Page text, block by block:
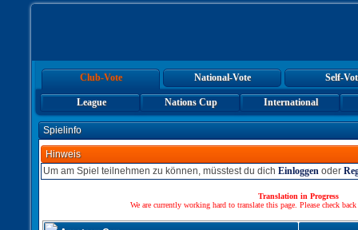
Club-Vote National-Vote Self-
League Nations Cup International
Spielinfo
Hinweis
Um am Spiel teilnehmen zu können, müsstest du dich Einloggen oder
Translation in Progress
We are currently working hard to translate this page. Please check